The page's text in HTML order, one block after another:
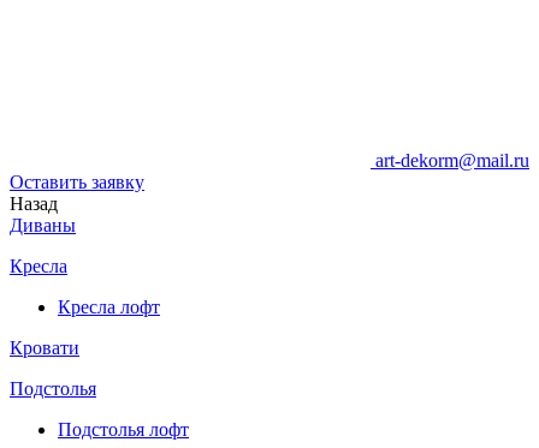
art-dekorm@mail.ru
Оставить заявку
Назад
Диваны
Кресла
Кресла лофт
Кровати
Подстолья
Подстолья лофт